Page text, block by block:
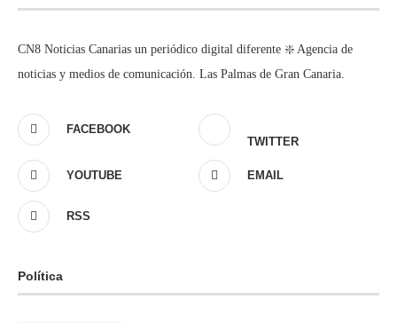
CN8 Noticias Canarias un periódico digital diferente ❇️ Agencia de
noticias y medios de comunicación. Las Palmas de Gran Canaria.
FACEBOOK
TWITTER
YOUTUBE EMAIL
RSS
Política